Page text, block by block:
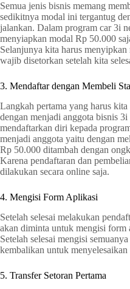
Semua jenis bisnis memang
sedikitnya modal ini tergantug
jalankan. Dalam program car 3i
menyiapkan modal Rp 50.000
Selanjunya kita harus
wajib disetorkan setelah kita
3. Mendaftar dengan Membeli
Langkah pertama yang harus
dengan menjadi anggota bisnis
mendaftarkan diri kepada
menjadi anggota yaitu dengan
Rp 50.000 ditambah dengan
Karena pendaftaran dan
dilakukan secara online saja.
4. Mengisi Form Aplikasi
Setelah selesai melakukan
akan diminta untuk mengisi
Setelah selesai mengisi
kembalikan untuk
5. Transfer Setoran Pertama